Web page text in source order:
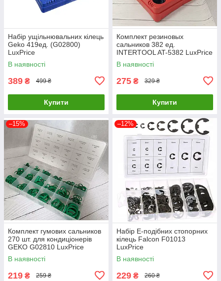
Набір ущільнювальних кілець
Geko 419ед. (G02800)
LuxPrice
В наявності
389 ₴ 499 ₴
Купити
Комплект резиновых
сальников 382 ед.
INTERTOOL AT-5382 LuxPrice
В наявності
275 ₴ 329 ₴
Купити
–15%
Комплект гумових сальников
270 шт. для кондиціонерів
GEKO G02810 LuxPrice
В наявності
219 ₴ 259 ₴
–12%
Набір Е-подібних стопорних
кілець Falcon F01013
LuxPrice
В наявності
229 ₴ 260 ₴